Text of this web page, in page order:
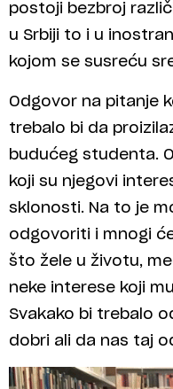
postoji bezbroj
u Srbiji to i u
kojom se susreću
Odgovor na pitanje
trebalo bi da
budućeg studenta.
koji su njegovi
sklonosti. Na to je
odgovoriti i mnogi
što žele u životu,
neke interese koji
Svakako bi trebalo
dobri ali da nas taj